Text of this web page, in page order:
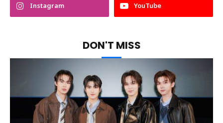
Instagram YouTube
DON'T MISS